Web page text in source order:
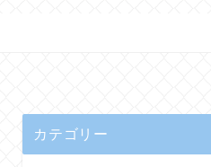
カテゴリー